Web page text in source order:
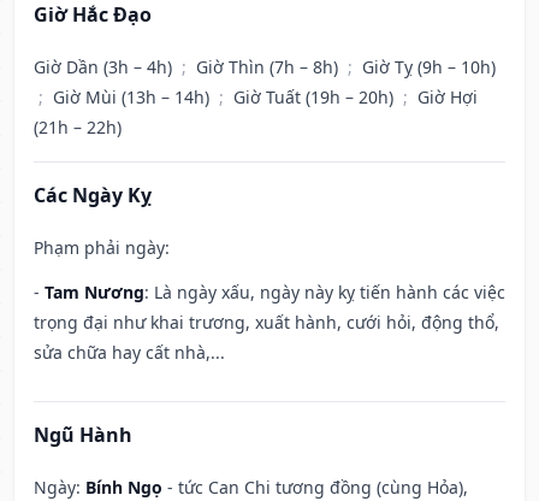
Giờ Hắc Đạo
Giờ Dần (3h – 4h) ; Giờ Thìn (7h – 8h) ; Giờ Tỵ (9h – 10h)
; Giờ Mùi (13h – 14h) ; Giờ Tuất (19h – 20h) ; Giờ Hợi
(21h – 22h)
Các Ngày Kỵ
Phạm phải ngày:
- Tam Nương: Là ngày xấu, ngày này kỵ tiến hành các việc
trọng đại như khai trương, xuất hành, cưới hỏi, động thổ,
sửa chữa hay cất nhà,...
Ngũ Hành
Ngày: Bính Ngọ - tức Can Chi tương đồng (cùng Hỏa),